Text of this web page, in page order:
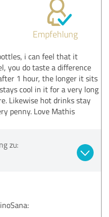
Empfehlung
i can feel that it
you do taste a difference
1 hour, the longer it sits
cool in it for a very long
Likewise hot drinks stay
penny. Love Mathis
zu: